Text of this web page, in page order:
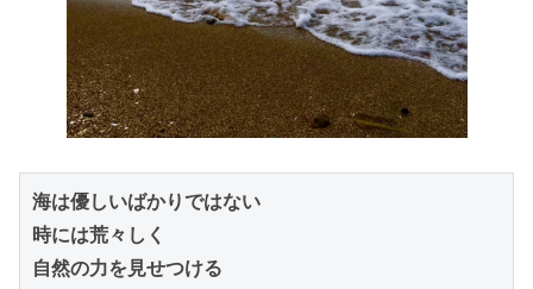
海は優しいばかりではない
時には荒々しく
自然の力を見せつける